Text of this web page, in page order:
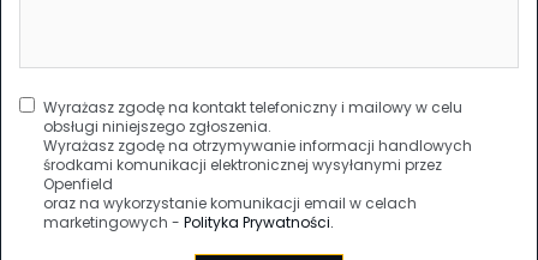
Wyrażasz zgodę na kontakt telefoniczny i mailowy w celu
obsługi niniejszego zgłoszenia.
Wyrażasz zgodę na otrzymywanie informacji handlowych
środkami komunikacji elektronicznej wysyłanymi przez
Openfield
oraz na wykorzystanie komunikacji email w celach
marketingowych - Polityka Prywatności.